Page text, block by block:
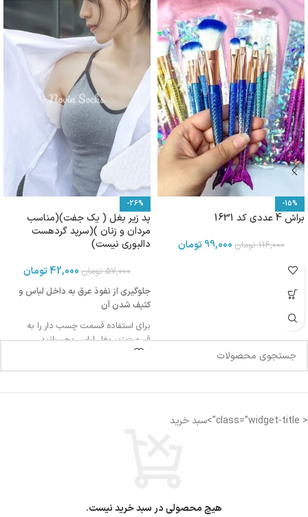
-15%
براش 4 عددی کد 1631
116,000 تومان99,000 تومان
-26%
پد زیر بغل ( یک جفت)(مناسب
مردان و زنان )(سرپد گردهست
دالبوری نیست)
57,000 تومان 42,000تومان
جلوگیری از نفوذ عرق به داخل لباس و
کثیف شدن آن
برای استفاده قسمت چسب دار را به
قسمت زیر بغل لباس بچسبانید
مشاهده کنید
< class="widget-title">سبد خرید
هیچ محصولی در سبد خرید نیست.